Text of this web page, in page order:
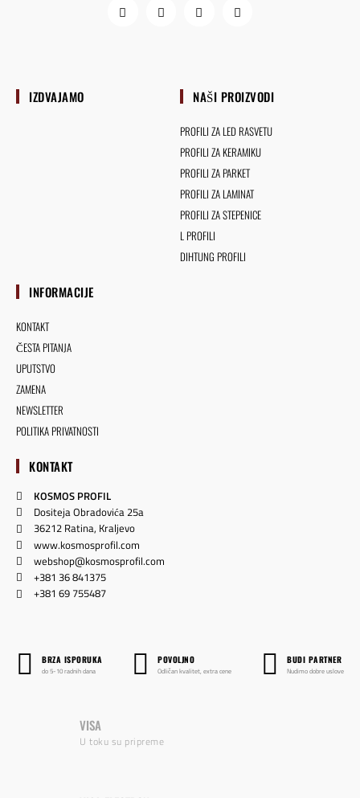
IZDVAJAMO NAŠI PROIZVODI
PROFILI ZA LED RASVETU
PROFILI ZA KERAMIKU
PROFILI ZA PARKET
PROFILI ZA LAMINAT
PROFILI ZA STEPENICE
L PROFILI
DIHTUNG PROFILI
INFORMACIJE
KONTAKT
ČESTA PITANJA
UPUTSTVO
ZAMENA
NEWSLETTER
POLITIKA PRIVATNOSTI
KONTAKT
KOSMOS PROFIL
Dositeja Obradovića 25a
36212 Ratina, Kraljevo
www.kosmosprofil.com
webshop@kosmosprofil.com
+381 36 841375
+381 69 755487
BRZA ISPORUKA
do 5-10 radnih dana
POVOLJNO
Odličan kvalitet, extra cene
BUDI PARTNER
Nudimo dobre uslove
VISA
U toku su pripreme